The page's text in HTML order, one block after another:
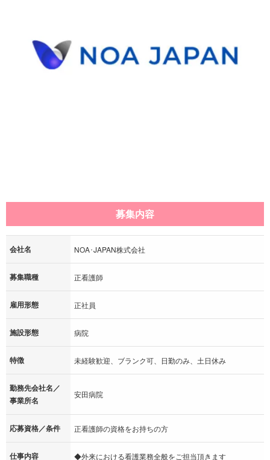
募集内容
会社名 NOA･JAPAN株式会社
募集職種 正看護師
雇用形態 正社員
施設形態 病院
特徴 未経験歓迎、ブランク可、日勤のみ、土日休み
勤務先会社名／
事業所名
安田病院
応募資格／条件 正看護師の資格をお持ちの方
仕事内容 ◆外来における看護業務全般をご担当頂きます